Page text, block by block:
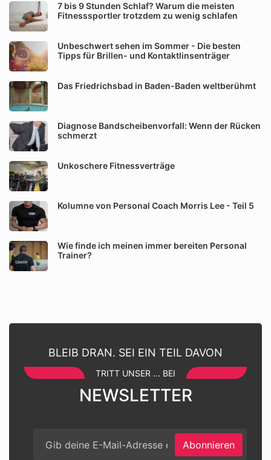
7 bis 9 Stunden Schlaf? Warum die meisten
Fitnesssportler trotzdem zu wenig schlafen
Unbeschwert sehen im Sommer - Die besten
Tipps für Brillen- und Kontaktlinsenträger
Das Friedrichsbad in Baden-Baden weltberühmt
Diagnose Bandscheibenvorfall: Wenn der Rücken
schmerzt
Unkoschere Fitnessverträge
Kolumne von Personal Coach Morris Lee - Teil 5
Wie finde ich meinen immer bereiten Personal
Trainer?
BLEIB DRAN. SEI EIN TEIL DAVON
TRITT UNSER ... BEI
NEWSLETTER
Abonnieren